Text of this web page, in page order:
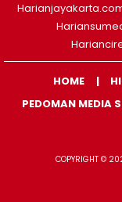
HOME
PEDOMAN MEDIA
COPYRIGHT ©